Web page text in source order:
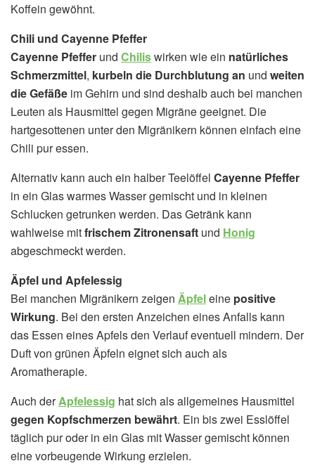
Koffein gewöhnt.
Chili und Cayenne Pfeffer
Cayenne Pfeffer und Chiliswirken wie ein natürliches
Schmerzmittel, kurbeln die Durchblutung an und weiten
die Gefäße im Gehirn und sind deshalb auch bei manchen
Leuten als Hausmittel gegen Migräne geeignet. Die
hartgesottenen unter den Migränikern können einfach eine
Chili pur essen.
Alternativ kann auch ein halber Teelöffel Cayenne Pfeffer
in ein Glas warmes Wasser gemischt und in kleinen
Schlucken getrunken werden. Das Getränk kann
wahlweise mitfrischem Zitronensaft und Honig
abgeschmeckt werden.
Äpfel und Apfelessig
Bei manchen Migränikern zeigen Äpfeleine positive
Wirkung. Bei den ersten Anzeichen eines Anfalls kann
das Essen eines Apfels den Verlauf eventuell mindern. Der
Duft von grünen Äpfeln eignet sich auch als
Aromatherapie.
Auch derApfelessig hat sich als allgemeines Hausmittel
gegen Kopfschmerzen bewährt. Ein bis zwei Esslöffel
täglich pur oder in ein Glas mit Wasser gemischt können
eine vorbeugende Wirkung erzielen.